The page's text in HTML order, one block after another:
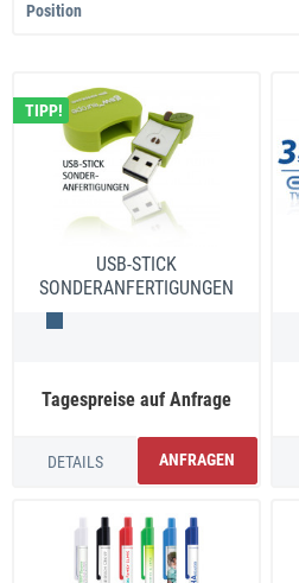
TIPP!
USB-STICK
SONDERANFERTIGUNGEN
Tagespreise auf Anfrage
DETAILS ANFRAGEN